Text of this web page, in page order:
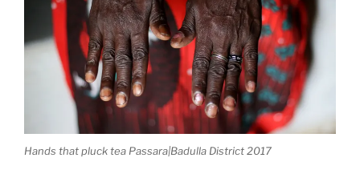
Hands that pluck tea Passara|Badulla District 2017